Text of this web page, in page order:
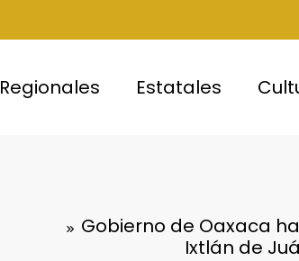
Regionales Estatales
Gobierno de Oaxaca
Ixtlán de